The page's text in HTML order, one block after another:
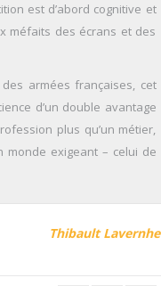
est d’abord cognitive et
méfaits des écrans et des
armées françaises, cet
d’un double avantage
plus qu’un métier,
monde exigeant – celui de
Thibault Lavernhe